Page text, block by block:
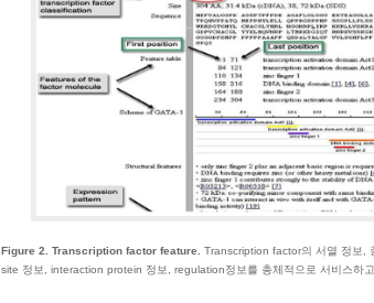
Figure 2. Transcription factor feature. Transcription factor의 서열 정보,
site 정보, interaction protein 정보, regulation정보를 총체적으로 서비스하